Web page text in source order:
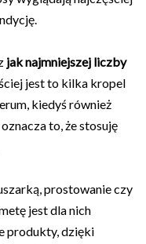
jak najmniejszej liczby
jest to kilka kropel
kiedyś również
to, że stosuję
prostowanie czy
jest dla nich
produkty, dzięki